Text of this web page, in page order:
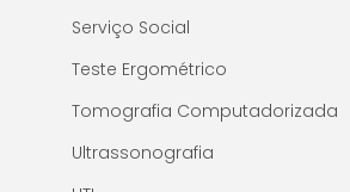
Serviço Social
Teste Ergométrico
Tomografia Computadorizada
Ultrassonografia